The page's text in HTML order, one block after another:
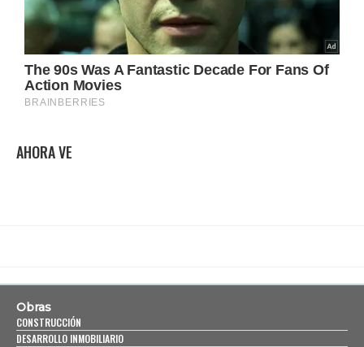
AHORA VE
Obras
CONSTRUCCIÓN
DESARROLLO INMOBILIARIO